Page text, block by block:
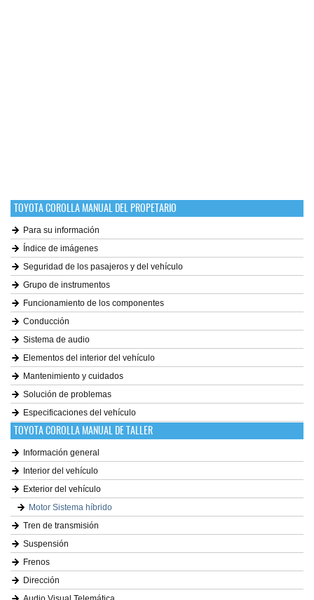
TOYOTA COROLLA MANUAL DEL PROPETARIO
Para su información
Índice de imágenes
Seguridad de los pasajeros y del vehículo
Grupo de instrumentos
Funcionamiento de los componentes
Conducción
Sistema de audio
Elementos del interior del vehículo
Mantenimiento y cuidados
Solución de problemas
Especificaciones del vehículo
TOYOTA COROLLA MANUAL DE TALLER
Información general
Interior del vehículo
Exterior del vehículo
Motor Sistema híbrido
Tren de transmisión
Suspensión
Frenos
Dirección